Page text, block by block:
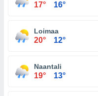
17° 16°
Loimaa
20° 12°
Naantali
19° 13°